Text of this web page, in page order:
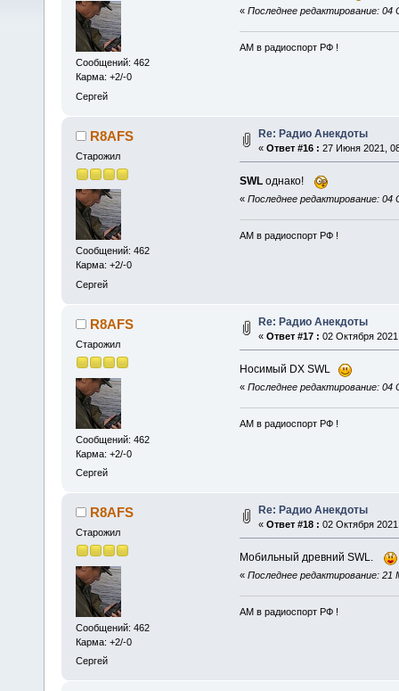
Сообщений: 462
Карма: +2/-0
Сергей
« Последнее редактирование:
АМ в радиоспорт РФ !
R8AFS
Старожил
Сообщений: 462
Карма: +2/-0
Сергей
Re: Радио Анекдоты
« Ответ #16 : 27 Июня 2021,
SWLоднако!
« Последнее редактирование:
АМ в радиоспорт РФ !
R8AFS
Старожил
Сообщений: 462
Карма: +2/-0
Сергей
Re: Радио Анекдоты
« Ответ #17 : 02 Октября
Носимый DX SWL
« Последнее редактирование:
АМ в радиоспорт РФ !
R8AFS
Старожил
Сообщений: 462
Карма: +2/-0
Сергей
Re: Радио Анекдоты
« Ответ #18 : 02 Октября
Мобильный древний SWL.
« Последнее редактирование: 21
АМ в радиоспорт РФ !